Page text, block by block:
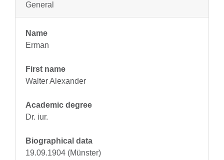
General
Name
Erman
First name
Walter Alexander
Academic degree
Dr. iur.
Biographical data
19.09.1904 (Münster)